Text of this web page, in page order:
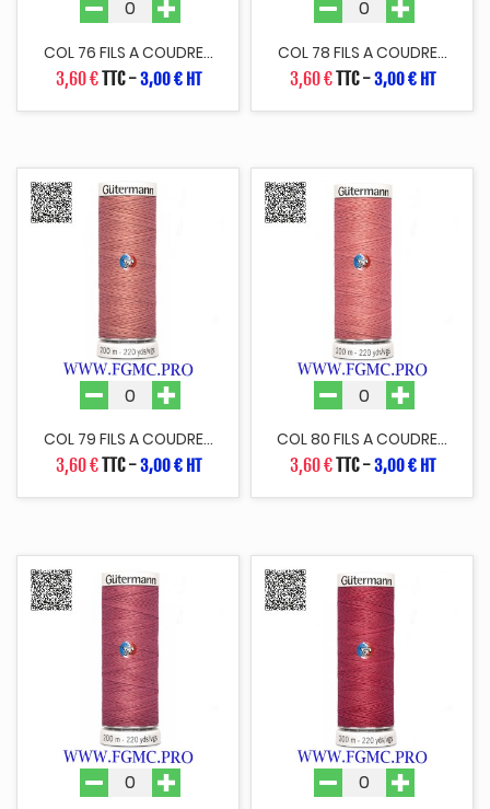
COL 76 FILS A COUDRE...
3,60 €TTC-3,00 € HT
COL 78 FILS A COUDRE...
3,60 €TTC-3,00 € HT
COL 79 FILS A COUDRE...
3,60 €TTC-3,00 € HT
COL 80 FILS A COUDRE...
3,60 €TTC-3,00 € HT